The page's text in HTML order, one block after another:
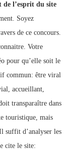
de l’esprit du site
Soyez
de ce concours.
Votre
pour qu’elle soit le
commun: être viral
accueillant,
transparaître dans
touristique, mais
suffit d’analyser les
cite le site: